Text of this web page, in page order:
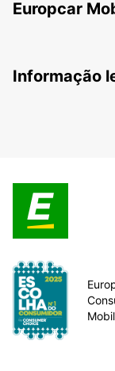
Europcar
Informação